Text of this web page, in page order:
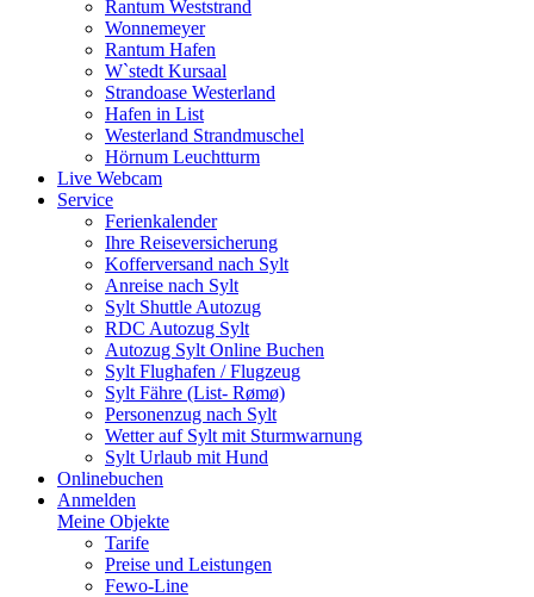
Rantum Weststrand
Wonnemeyer
Rantum Hafen
W`stedt Kursaal
Strandoase Westerland
Hafen in List
Westerland Strandmuschel
Hörnum Leuchtturm
Live Webcam
Service
Ferienkalender
Ihre Reiseversicherung
Kofferversand nach Sylt
Anreise nach Sylt
Sylt Shuttle Autozug
RDC Autozug Sylt
Autozug Sylt Online Buchen
Sylt Flughafen / Flugzeug
Sylt Fähre (List- Rømø)
Personenzug nach Sylt
Wetter auf Sylt mit Sturmwarnung
Sylt Urlaub mit Hund
Onlinebuchen
Anmelden
Meine Objekte
Tarife
Preise und Leistungen
Fewo-Line